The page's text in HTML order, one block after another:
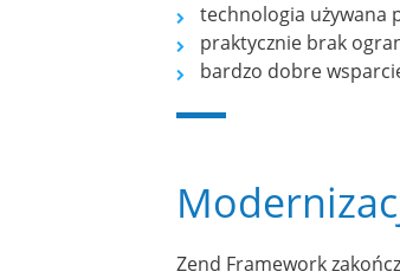
technologia używana
praktycznie brak
bardzo dobre
Zend Framework